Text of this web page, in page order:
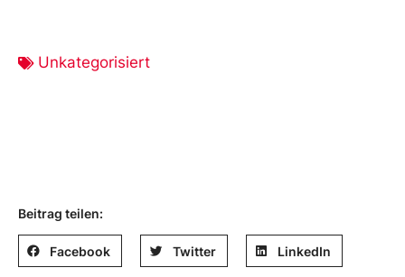
Unkategorisiert
Beitrag teilen:
Facebook Twitter LinkedIn